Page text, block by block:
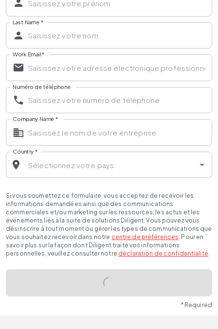
Last Name *
Work Email*
Numéro de téléphone
Company Name *
Country *
Si vous soumettez ce formulaire, vous acceptez de recevoir les
informations demandées ainsi que des communications
commerciales et/ou marketing sur les ressources, les actus et les
événements liés à la suite de solutions Diligent. Vous pouvez vous
désinscrire à tout moment ou gérer les types de communications que
vous souhaitez recevoir dans notre centre de préférences. Pour en
savoir plus sur la façon dont Diligent traite vos informations
personnelles, veuillez consulter notre déclaration de confidentialité.
* Required